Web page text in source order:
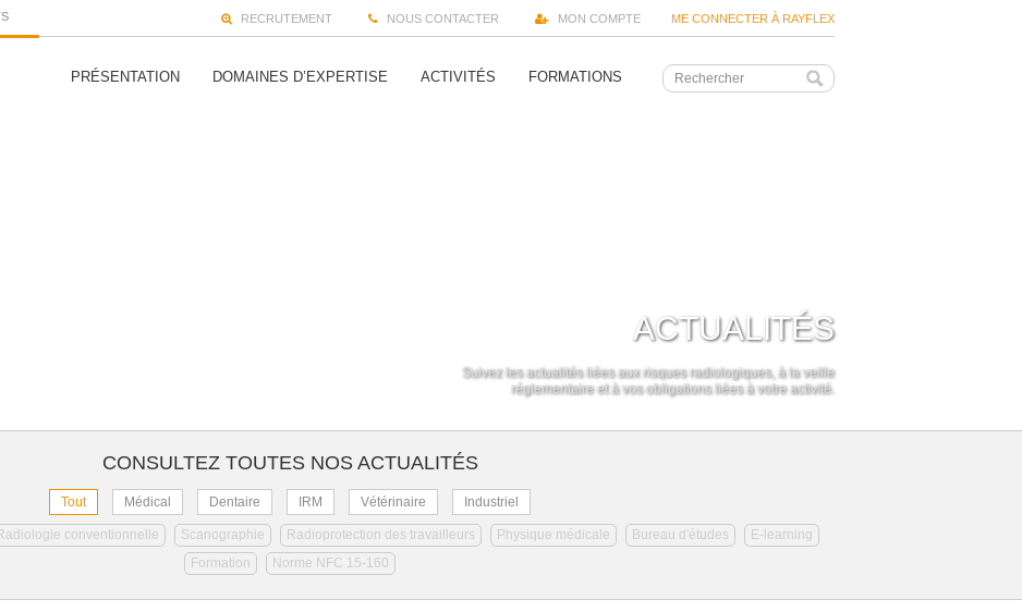
RECRUTEMENT NOUS CONTACTER MON COMPTE ME CONNECTER À RAYFLEX
PRÉSENTATION DOMAINES D’EXPERTISE ACTIVITÉS FORMATIONS
ACTUALITÉS
Suivez les actualités liées aux risques radiologiques, à la veille
réglementaire et à vos obligations liées à votre activité.
CONSULTEZ TOUTES NOS ACTUALITÉS
Tout Médical Dentaire IRM Vétérinaire Industriel
conventionnelle Scanographie Radioprotection des travailleurs Physique médicale Bureau d'études
E-learning
Formation
Norme NFC 15-160